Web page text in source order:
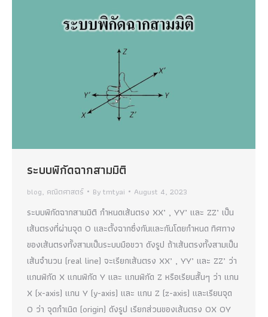
ระบบพิกัดฉากสามมิติ
blog, คณิตศาสตร์ Bytmtyai August 4, 2023
ระบบพิกัดฉากสามมิติ กำหนดเส้นตรง XX’ , YY’ และ ZZ’ เป็น
เส้นตรงที่ผ่านจุด O และตั้งฉากซึ่งกันและกันโดยกำหนด ทิศทาง
ของเส้นตรงทั้งสามเป็นระบบมือขวา ดังรูป ถ้าเส้นตรงทั้งสามเป็น
เส้นจำนวน (real line) จะเรียกเส้นตรง XX’ , YY’ และ ZZ’ ว่า
แกนพิกัด X แกนพิกัด Y และ แกนพิกัด Z หรือเรียนสั้นๆ ว่า แกน
X (x-axis) แกน Y (y-axis) และ แกน Z (z-axis) และเรียนจุด
O ว่า จุดกำเนิด (origin) ดังรูป เรียกส่วนของเส้นตรง OX OY